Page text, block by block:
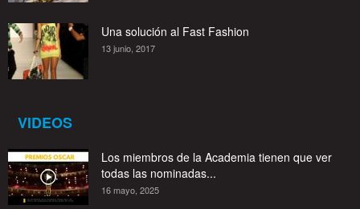
Una solución al Fast Fashion
13 junio, 2017
VIDEOS
Los miembros de la Academia tienen que ver
todas las nominadas...
16 mayo, 2025